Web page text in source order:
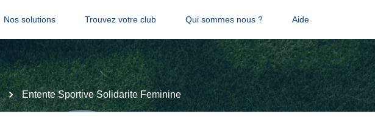
Nos solutions Trouvez votre club Qui sommes nous ? Aide
Entente Sportive Solidarite Feminine